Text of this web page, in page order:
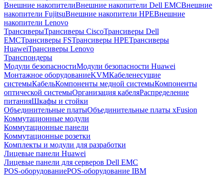
Внешние накопителиВнешние накопители Dell EMCВнешние
накопители FujitsuВнешние накопители HPEВнешние
накопители Lenovo
ТрансиверыТрансиверы CiscoТрансиверы Dell
EMCТрансиверы FSТрансиверы HPEТрансиверы
HuaweiТрансиверы Lenovo
Транспондеры
Модули безопасностиМодули безопасности Huawei
Монтажное оборудованиеKVMКабеленесущие
системыКабельКомпоненты медной системыКомпоненты
оптической системыОрганизация кабеляРаспределение
питанияШкафы и стойки
Объединительные платыОбъединительные платы xFusion
Коммутационные модули
Коммутационные панели
Коммутационные розетки
Комплекты и модули для разработки
Лицевые панели Huawei
Лицевые панели для серверов Dell EMC
POS-оборудованиеPOS-оборудование IBM